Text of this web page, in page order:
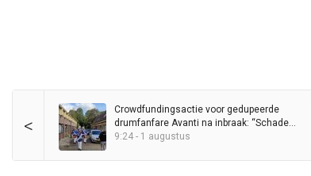
<
Crowdfundingsactie voor gedupeerde
drumfanfare Avanti na inbraak: “Schade
loopt in de duizenden euro’s”
9:24 - 1 augustus